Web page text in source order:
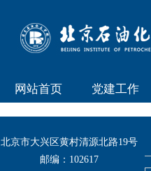
网站首页 党建工作
北京市大兴区黄村清源北路19号
邮编：102617